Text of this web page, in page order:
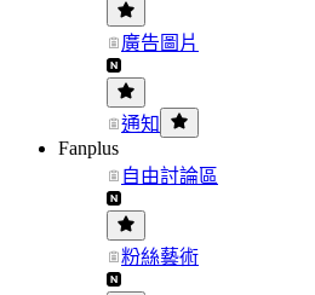
廣告圖片
通知
Fanplus
自由討論區
粉絲藝術